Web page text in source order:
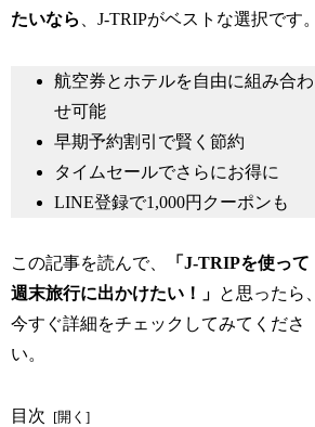
たいなら
、J-TRIPがベストな選択です。
航空券とホテルを自由に組み合わ
せ可能
早期予約割引で賢く節約
タイムセールでさらにお得に
LINE登録で1,000円クーポンも
この記事を読んで、
「J-TRIPを使って
週末旅行に出かけたい！」 と思ったら、
今すぐ詳細をチェックしてみてくださ
い。
目次